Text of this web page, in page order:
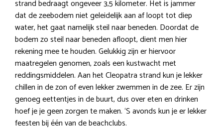
strand bedraagt ongeveer 3,5 kilometer. Het is jammer
dat de zeebodem niet geleidelijk aan af loopt tot diep
water, het gaat namelijk steil naar beneden. Doordat de
bodem zo steil naar beneden afloopt, dient men hier
rekening mee te houden. Gelukkig zijn er hiervoor
maatregelen genomen, zoals een kustwacht met
reddingsmiddelen. Aan het Cleopatra strand kun je lekker
chillen in de zon of even lekker zwemmen in de zee. Er zijn
genoeg eettentjes in de buurt, dus over eten en drinken
hoef je je geen zorgen te maken. ‘S avonds kun je er lekker
feesten bij één van de beachclubs.